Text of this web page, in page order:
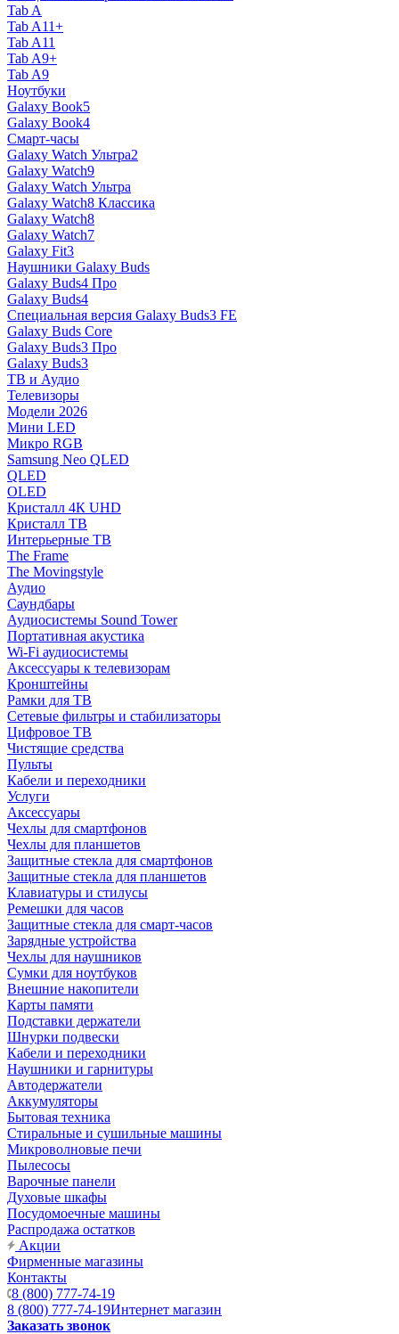
Tab A
Tab A11+
Tab A11
Tab A9+
Tab A9
Ноутбуки
Galaxy Book5
Galaxy Book4
Смарт-часы
Galaxy Watch Ультра2
Galaxy Watch9
Galaxy Watch Ультра
Galaxy Watch8 Классика
Galaxy Watch8
Galaxy Watch7
Galaxy Fit3
Наушники Galaxy Buds
Galaxy Buds4 Про
Galaxy Buds4
Специальная версия Galaxy Buds3 FE
Galaxy Buds Core
Galaxy Buds3 Про
Galaxy Buds3
ТВ и Аудио
Телевизоры
Модели 2026
Мини LED
Микро RGB
Samsung Neo QLED
QLED
OLED
Кристалл 4К UHD
Кристалл ТВ
Интерьерные ТВ
The Frame
The Movingstyle
Аудио
Саундбары
Аудиосистемы Sound Tower
Портативная акустика
Wi-Fi аудиосистемы
Аксессуары к телевизорам
Кронштейны
Рамки для ТВ
Сетевые фильтры и стабилизаторы
Цифровое ТВ
Чистящие средства
Пульты
Кабели и переходники
Услуги
Аксессуары
Чехлы для смартфонов
Чехлы для планшетов
Защитные стекла для смартфонов
Защитные стекла для планшетов
Клавиатуры и стилусы
Ремешки для часов
Защитные стекла для смарт-часов
Зарядные устройства
Чехлы для наушников
Сумки для ноутбуков
Внешние накопители
Карты памяти
Подставки держатели
Шнурки подвески
Кабели и переходники
Наушники и гарнитуры
Автодержатели
Аккумуляторы
Бытовая техника
Стиральные и сушильные машины
Микроволновые печи
Пылесосы
Варочные панели
Духовые шкафы
Посудомоечные машины
Распродажа остатков
Акции
Фирменные магазины
Контакты
8 (800) 777-74-19
8 (800) 777-74-19Интернет магазин
Заказать звонок